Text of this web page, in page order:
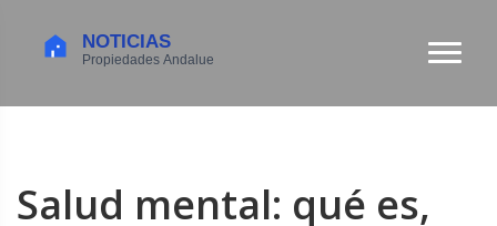
Salud mental: qué es,